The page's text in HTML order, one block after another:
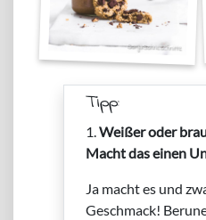
Tipp:
1.Weißer oder
Macht das einen
Ja macht es und
Geschmack!